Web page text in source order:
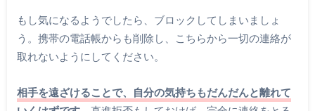
もし気になるようでしたら、ブロックしてしまいましょ
う。携帯の電話帳からも削除し、こちらから一切の連絡が
取れないようにしてください。
相手を遠ざけることで、自分の気持ちもだんだんと離れて